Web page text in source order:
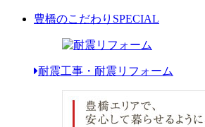
豊橋のこだわり SPECIAL
耐震工事・耐震リフォーム